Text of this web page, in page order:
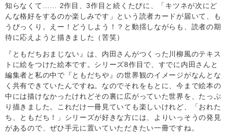
知らなくて…… 2作目、3作目と続くたびに、「キツネが次にど
んな格好をするのか楽しみです」という読者カードが届いて、も
うびっくり。えー！どうしよう！？と動揺しながらも、読者の期
待に応えようと描きました（苦笑）
『ともだちおまじない』は、内田さんがつくった川柳風のテキス
トに絵をつけた絵本です。シリーズ8作目で、すでに内田さんと
編集者と私の中で『ともだちや』の世界観のイメージがなんとな
く共有できていたんですね。なのでそれをもとに、今まで絵本の
中には描けなかったけれどその裏に広がっていた世界を、たっぷ
り描きました。これだけ一冊見ていても楽しいけれど、「おれた
ち、ともだち！」シリーズが好きな方には、よりいっそうの発見
があるので、ぜひ手元に置いていただきたい一冊ですね。